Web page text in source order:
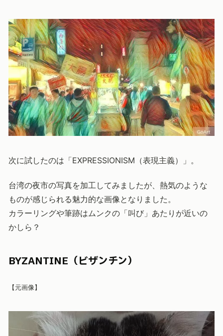
次に試したのは「EXPRESSIONISM（表現主義）」。
台湾の夜市の写真を加工してみましたが、熱気のような
ものが感じられる魅力的な画像となりました。
カラーリングや筆跡はムンクの「叫び」あたりが近いの
かしら？
BYZANTINE（ビザンチン）
【元画像】